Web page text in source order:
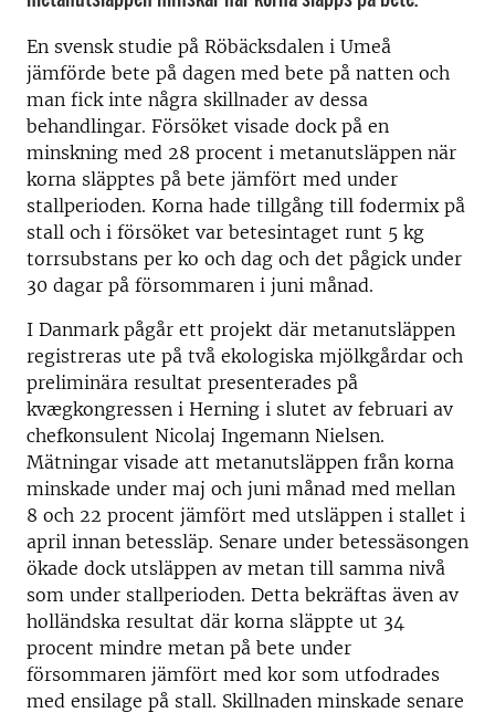
En svensk studie på Röbäcksdalen i Umeå
jämförde bete på dagen med bete på natten och
man fick inte några skillnader av dessa
behandlingar. Försöket visade dock på en
minskning med 28 procent i metanutsläppen när
korna släpptes på bete jämfört med under
stallperioden. Korna hade tillgång till fodermix på
stall och i försöket var betesintaget runt 5 kg
torrsubstans per ko och dag och det pågick under
30 dagar på försommaren i juni månad.
I Danmark pågår ett projekt där metanutsläppen
registreras ute på två ekologiska mjölkgårdar och
preliminära resultat presenterades på
kvægkongressen i Herning i slutet av februari av
chefkonsulent Nicolaj Ingemann Nielsen.
Mätningar visade att metanutsläppen från korna
minskade under maj och juni månad med mellan
8 och 22 procent jämfört med utsläppen i stallet i
april innan betessläp. Senare under betessäsongen
ökade dock utsläppen av metan till samma nivå
som under stallperioden. Detta bekräftas även av
holländska resultat där korna släppte ut 34
procent mindre metan på bete under
försommaren jämfört med kor som utfodrades
med ensilage på stall. Skillnaden minskade senare